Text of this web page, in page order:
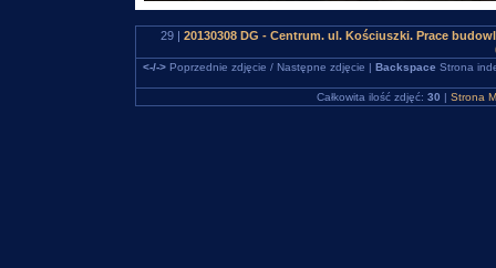
29 | 20130308 DG - Centrum. ul. Kościuszki. Prace
<-/->Poprzednie zdjęcie / Następne zdjęcie | Backspace Strona
Całkowita ilość zdjęć: 30 | Strona